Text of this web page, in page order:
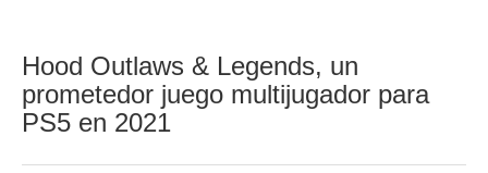
Hood Outlaws & Legends, un
prometedor juego multijugador para
PS5 en 2021